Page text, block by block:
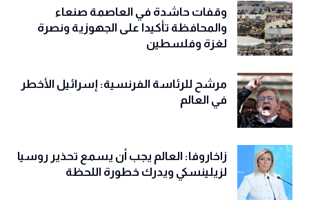
وقفات حاشدة في العاصمة صنعاء
والمحافظة تأكيدا على الجهوزية ونصرة
لغزة وفلسطين
مرشح للرئاسة الفرنسية: إسرائيل الأخطر
في العالم
زاخاروفا: العالم يجب أن يسمع تحذير روسيا
لزيلينسكي ويدرك خطورة اللحظة